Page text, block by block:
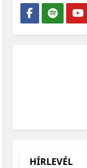
HÍRLEVÉL